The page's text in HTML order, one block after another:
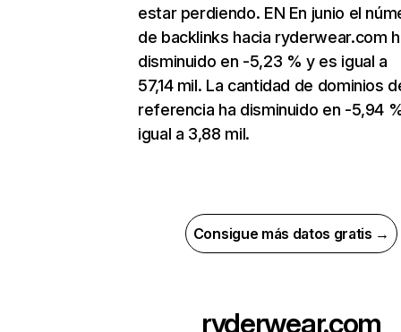
estar perdiendo. EN En junio el
de backlinks hacia ryderwear.com
disminuido en -5,23 % y es igual a
57,14 mil. La cantidad de dominios
referencia ha disminuido en -5,94
igual a 3,88 mil.
Consigue más datos gratis →
ryderwear.com